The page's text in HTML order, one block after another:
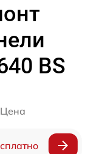
BS
Цена